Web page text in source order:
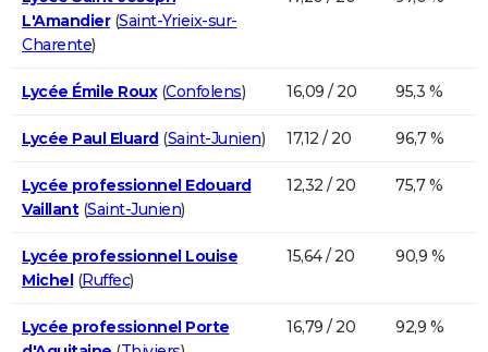
L'Amandier(Saint-Yrieix-sur-
Charente)
Lycée Émile Roux(Confolens) 16,09 / 20 95,3 %
Lycée Paul Eluard(Saint-Junien) 17,12 / 20 96,7 %
Lycée professionnel Edouard
Vaillant(Saint-Junien)
12,32 / 20 75,7 %
Lycée professionnel Louise
Michel(Ruffec)
15,64 / 20 90,9 %
Lycée professionnel Porte
16,79 / 20 92,9 %